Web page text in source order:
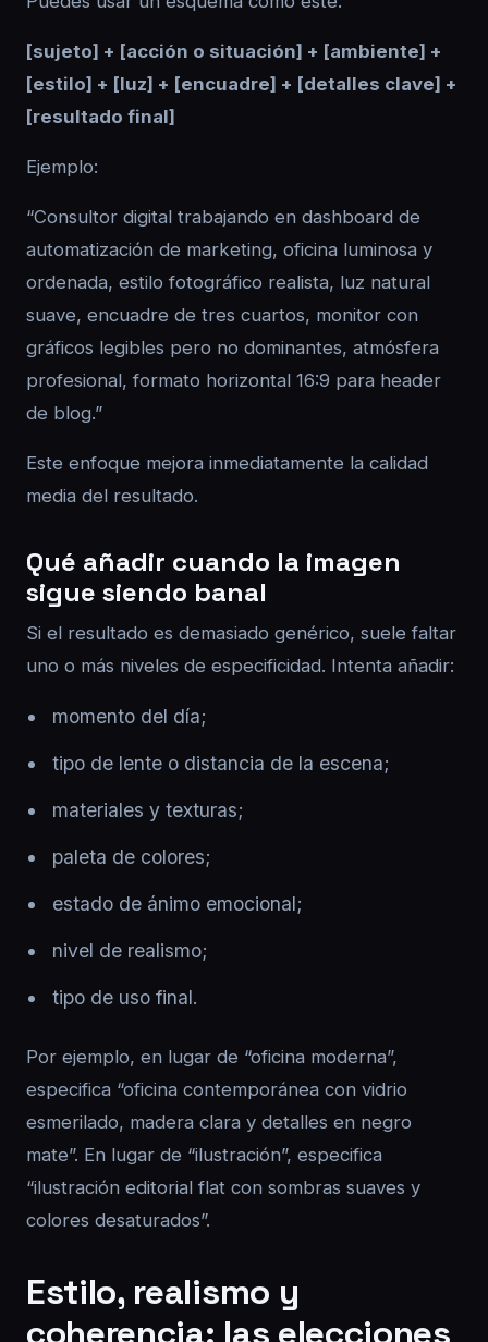
[sujeto] + [acción o situación] + [ambiente] +
[estilo] + [luz] + [encuadre] + [detalles clave] +
[resultado final]
Ejemplo:
“Consultor digital trabajando en dashboard de
automatización de marketing, oficina luminosa y
ordenada, estilo fotográfico realista, luz natural
suave, encuadre de tres cuartos, monitor con
gráficos legibles pero no dominantes, atmósfera
profesional, formato horizontal 16:9 para header
de blog.”
Este enfoque mejora inmediatamente la calidad
media del resultado.
Qué añadir cuando la imagen
sigue siendo banal
Si el resultado es demasiado genérico, suele faltar
uno o más niveles de especificidad. Intenta añadir:
momento del día;
tipo de lente o distancia de la escena;
materiales y texturas;
paleta de colores;
estado de ánimo emocional;
nivel de realismo;
tipo de uso final.
Por ejemplo, en lugar de “oficina moderna”,
especifica “oficina contemporánea con vidrio
esmerilado, madera clara y detalles en negro
mate”. En lugar de “ilustración”, especifica
“ilustración editorial flat con sombras suaves y
colores desaturados”.
Estilo, realismo y
coherencia: las elecciones